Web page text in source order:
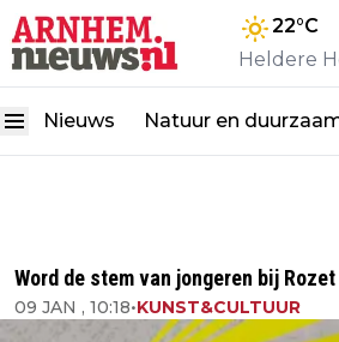
22°C
Heldere
Nieuws Natuur en
Word de stem van jongeren bij Rozet
09 JAN , 10:18•KUNST&CULTUUR